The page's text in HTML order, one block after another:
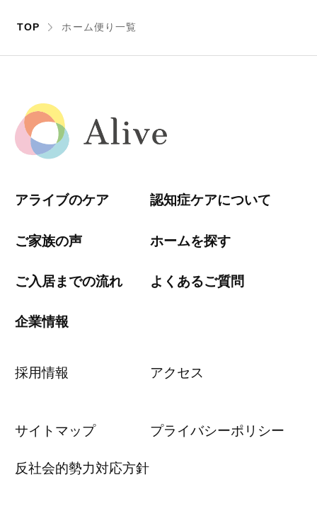
TOP ホーム便り一覧
アライブのケア 認知症ケアについて
ご家族の声 ホームを探す
ご入居までの流れ よくあるご質問
企業情報
採用情報 アクセス
サイトマップ プライバシーポリシー
反社会的勢力対応方針